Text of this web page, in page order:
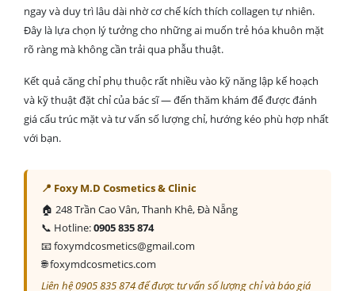
ngay và duy trì lâu dài nhờ cơ chế kích thích collagen tự nhiên.
Đây là lựa chọn lý tưởng cho những ai muốn trẻ hóa khuôn mặt
rõ ràng mà không cần trải qua phẫu thuật.
Kết quả căng chỉ phụ thuộc rất nhiều vào kỹ năng lập kế hoạch
và kỹ thuật đặt chỉ của bác sĩ — đến thăm khám để được đánh
giá cấu trúc mặt và tư vấn số lượng chỉ, hướng kéo phù hợp nhất
với bạn.
📍 Foxy M.D Cosmetics & Clinic
🏠 248 Trần Cao Vân, Thanh Khê, Đà Nẵng
📞 Hotline:0905 835 874
📧 foxymdcosmetics@gmail.com
🌐 foxymdcosmetics.com
Liên hệ 0905 835 874 để được tư vấn số lượng chỉ và báo giá